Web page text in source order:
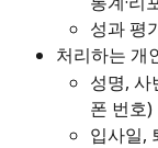
성과 평
처리하는 개
성명, 사
폰 번호)
입사일,